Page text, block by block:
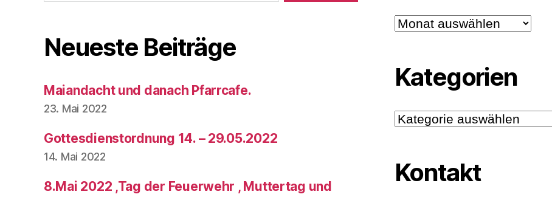
Neueste Beiträge
Maiandacht und danach Pfarrcafe.
23. Mai 2022
Gottesdienstordnung 14. – 29.05.2022
14. Mai 2022
8.Mai 2022 ,Tag der Feuerwehr , Muttertag und
Archiv
Kategorien
Kategorien
Kontakt